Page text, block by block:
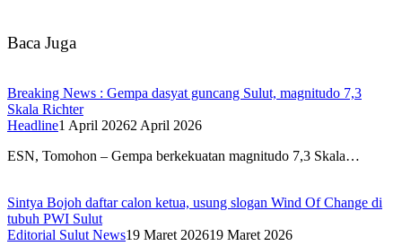
Baca Juga
Breaking News : Gempa dasyat guncang Sulut, magnitudo 7,3
Skala Richter
Headline1 April 20262 April 2026
ESN, Tomohon – Gempa berkekuatan magnitudo 7,3 Skala…
Sintya Bojoh daftar calon ketua, usung slogan Wind Of Change di
tubuh PWI Sulut
Editorial Sulut News19 Maret 202619 Maret 2026